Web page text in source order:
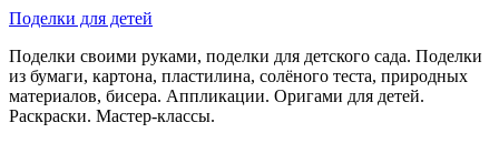
Skip
content
Поделки для детей
Поделки своими руками, поделки для детского сада. Поделки
из бумаги, картона, пластилина, солёного теста, природных
материалов, бисера. Аппликации. Оригами для детей.
Раскраски. Мастер-классы.